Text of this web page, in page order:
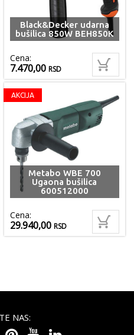
Black&Decker udarna
bušilica 850W BEH850K
Cena:
7.470,00RSD
AKCIJA
Metabo WBE 700
Ugaona bušilica
600512000
Cena:
29.940,00RSD
NAS: